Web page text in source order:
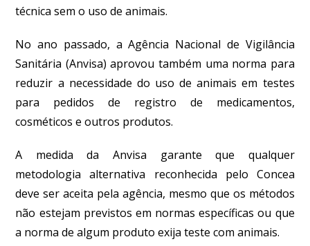
técnica sem o uso de animais.
No ano passado, a Agência Nacional de Vigilância
Sanitária (Anvisa) aprovou também uma norma para
reduzir a necessidade do uso de animais em testes
para pedidos de registro de medicamentos,
cosméticos e outros produtos.
A medida da Anvisa garante que qualquer
metodologia alternativa reconhecida pelo Concea
deve ser aceita pela agência, mesmo que os métodos
não estejam previstos em normas específicas ou que
a norma de algum produto exija teste com animais.